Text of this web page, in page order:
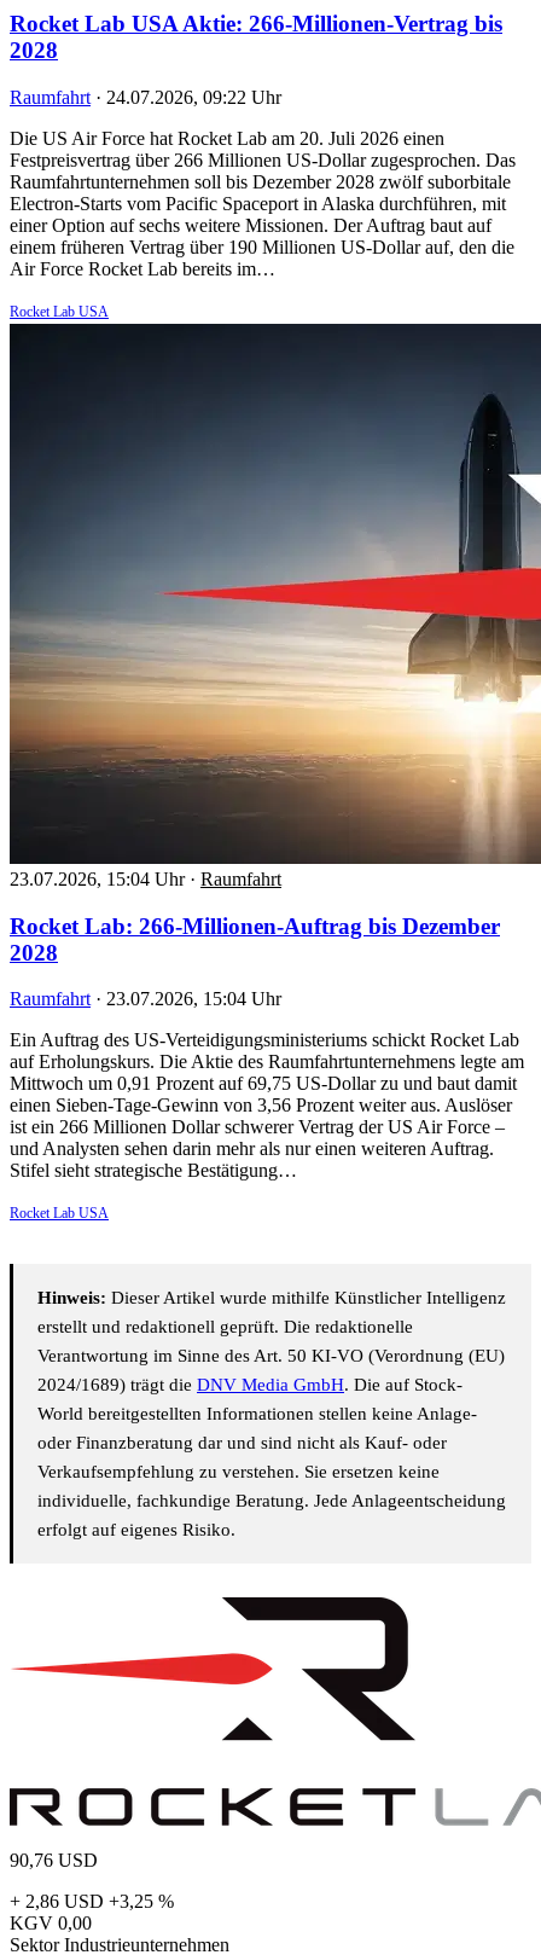
Rocket Lab USA Aktie: 266-Millionen-Vertrag bis
2028
Raumfahrt · 24.07.2026, 09:22 Uhr
Die US Air Force hat Rocket Lab am 20. Juli 2026 einen
Festpreisvertrag über 266 Millionen US-Dollar zugesprochen. Das
Raumfahrtunternehmen soll bis Dezember 2028 zwölf suborbitale
Electron-Starts vom Pacific Spaceport in Alaska durchführen, mit
einer Option auf sechs weitere Missionen. Der Auftrag baut auf
einem früheren Vertrag über 190 Millionen US-Dollar auf, den die
Air Force Rocket Lab bereits im…
Rocket Lab USA
23.07.2026, 15:04 Uhr · Raumfahrt
Rocket Lab: 266-Millionen-Auftrag bis Dezember
2028
Raumfahrt · 23.07.2026, 15:04 Uhr
Ein Auftrag des US-Verteidigungsministeriums schickt Rocket Lab
auf Erholungskurs. Die Aktie des Raumfahrtunternehmens legte am
Mittwoch um 0,91 Prozent auf 69,75 US-Dollar zu und baut damit
einen Sieben-Tage-Gewinn von 3,56 Prozent weiter aus. Auslöser
ist ein 266 Millionen Dollar schwerer Vertrag der US Air Force –
und Analysten sehen darin mehr als nur einen weiteren Auftrag.
Stifel sieht strategische Bestätigung…
Rocket Lab USA
Hinweis: Dieser Artikel wurde mithilfe Künstlicher Intelligenz
erstellt und redaktionell geprüft. Die redaktionelle
Verantwortung im Sinne des Art. 50 KI-VO (Verordnung (EU)
2024/1689) trägt die DNV Media GmbH. Die auf Stock-
World bereitgestellten Informationen stellen keine Anlage-
oder Finanzberatung dar und sind nicht als Kauf- oder
Verkaufsempfehlung zu verstehen. Sie ersetzen keine
individuelle, fachkundige Beratung. Jede Anlageentscheidung
erfolgt auf eigenes Risiko.
90,76 USD
+ 2,86 USD +3,25 %
KGV 0,00
Sektor Industrieunternehmen